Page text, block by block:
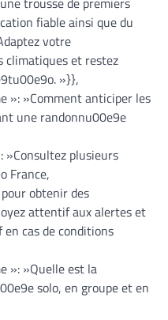
fiable ainsi que du
votre
climatiques et restez
»}},
»: »Comment anticiper les
une randonnu00e9e
plusieurs
France,
obtenir des
attentif aux alertes et
cas de conditions
»: »Quelle est la
solo, en groupe et en